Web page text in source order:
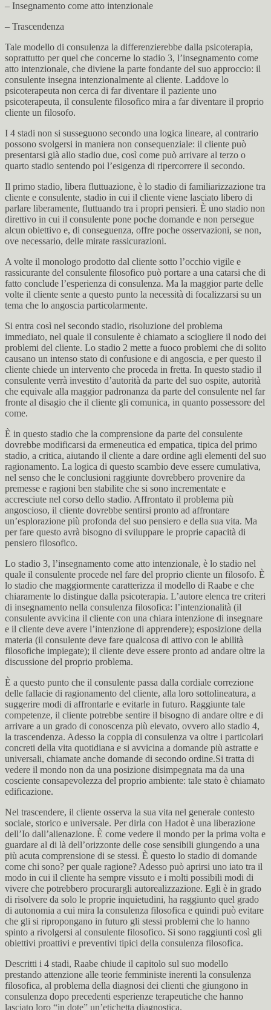
– Insegnamento come atto intenzionale
– Trascendenza
Tale modello di consulenza la differenzierebbe dalla psicoterapia,
soprattutto per quel che concerne lo stadio 3, l’insegnamento come
atto intenzionale, che diviene la parte fondante del suo approccio: il
consulente insegna intenzionalmente al cliente. Laddove lo
psicoterapeuta non cerca di far diventare il paziente uno
psicoterapeuta, il consulente filosofico mira a far diventare il proprio
cliente un filosofo.
I 4 stadi non si susseguono secondo una logica lineare, al contrario
possono svolgersi in maniera non consequenziale: il cliente può
presentarsi già allo stadio due, così come può arrivare al terzo o
quarto stadio sentendo poi l’esigenza di ripercorrere il secondo.
Il primo stadio, libera fluttuazione, è lo stadio di familiarizzazione tra
cliente e consulente, stadio in cui il cliente viene lasciato libero di
parlare liberamente, fluttuando tra i propri pensieri. È uno stadio non
direttivo in cui il consulente pone poche domande e non persegue
alcun obiettivo e, di conseguenza, offre poche osservazioni, se non,
ove necessario, delle mirate rassicurazioni.
A volte il monologo prodotto dal cliente sotto l’occhio vigile e
rassicurante del consulente filosofico può portare a una catarsi che di
fatto conclude l’esperienza di consulenza. Ma la maggior parte delle
volte il cliente sente a questo punto la necessità di focalizzarsi su un
tema che lo angoscia particolarmente.
Si entra così nel secondo stadio, risoluzione del problema
immediato, nel quale il consulente è chiamato a sciogliere il nodo dei
problemi del cliente. Lo stadio 2 mette a fuoco problemi che di solito
causano un intenso stato di confusione e di angoscia, e per questo il
cliente chiede un intervento che proceda in fretta. In questo stadio il
consulente verrà investito d’autorità da parte del suo ospite, autorità
che equivale alla maggior padronanza da parte del consulente nel far
fronte al disagio che il cliente gli comunica, in quanto possessore del
come.
È in questo stadio che la comprensione da parte del consulente
dovrebbe modificarsi da ermeneutica ed empatica, tipica del primo
stadio, a critica, aiutando il cliente a dare ordine agli elementi del suo
ragionamento. La logica di questo scambio deve essere cumulativa,
nel senso che le conclusioni raggiunte dovrebbero provenire da
premesse e ragioni ben stabilite che si sono incrementate e
accresciute nel corso dello stadio. Affrontato il problema più
angoscioso, il cliente dovrebbe sentirsi pronto ad affrontare
un’esplorazione più profonda del suo pensiero e della sua vita. Ma
per fare questo avrà bisogno di sviluppare le proprie capacità di
pensiero filosofico.
Lo stadio 3, l’insegnamento come atto intenzionale, è lo stadio nel
quale il consulente procede nel fare del proprio cliente un filosofo. È
lo stadio che maggiormente caratterizza il modello di Raabe e che
chiaramente lo distingue dalla psicoterapia. L’autore elenca tre criteri
di insegnamento nella consulenza filosofica: l’intenzionalità (il
consulente avvicina il cliente con una chiara intenzione di insegnare
e il cliente deve avere l’intenzione di apprendere); esposizione della
materia (il consulente deve fare qualcosa di attivo con le abilità
filosofiche impiegate); il cliente deve essere pronto ad andare oltre la
discussione del proprio problema.
È a questo punto che il consulente passa dalla cordiale correzione
delle fallacie di ragionamento del cliente, alla loro sottolineatura, a
suggerire modi di affrontarle e evitarle in futuro. Raggiunte tale
competenze, il cliente potrebbe sentire il bisogno di andare oltre e di
arrivare a un grado di conoscenza più elevato, ovvero allo stadio 4,
la trascendenza. Adesso la coppia di consulenza va oltre i particolari
concreti della vita quotidiana e si avvicina a domande più astratte e
universali, chiamate anche domande di secondo ordine.Si tratta di
vedere il mondo non da una posizione disimpegnata ma da una
cosciente consapevolezza del proprio ambiente: tale stato è chiamato
edificazione.
Nel trascendere, il cliente osserva la sua vita nel generale contesto
sociale, storico e universale. Per dirla con Hadot è una liberazione
dell’Io dall’alienazione. È come vedere il mondo per la prima volta e
guardare al di là dell’orizzonte delle cose sensibili giungendo a una
più acuta comprensione di se stessi. È questo lo stadio di domande
come chi sono? per quale ragione? Adesso può aprirsi uno iato tra il
modo in cui il cliente ha sempre vissuto e i molti possibili modi di
vivere che potrebbero procurargli autorealizzazione. Egli è in grado
di risolvere da solo le proprie inquietudini, ha raggiunto quel grado
di autonomia a cui mira la consulenza filosofica e quindi può evitare
che gli si ripropongano in futuro gli stessi problemi che lo hanno
spinto a rivolgersi al consulente filosofico. Si sono raggiunti così gli
obiettivi proattivi e preventivi tipici della consulenza filosofica.
Descritti i 4 stadi, Raabe chiude il capitolo sul suo modello
prestando attenzione alle teorie femministe inerenti la consulenza
filosofica, al problema della diagnosi dei clienti che giungono in
consulenza dopo precedenti esperienze terapeutiche che hanno
lasciato loro “in dote” un’etichetta diagnostica.